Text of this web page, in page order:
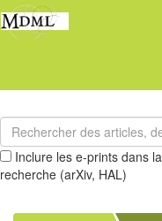
Inclure les e-prints dans la
recherche (arXiv, HAL)